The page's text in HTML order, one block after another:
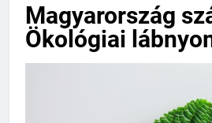
Magyarország
Ökológiai